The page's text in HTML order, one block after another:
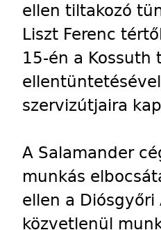
ellen tiltakozó
Liszt Ferenc
15-én a Kossuth
szervizútjaira
A Salamander
munkás
ellen a
közvetlenül